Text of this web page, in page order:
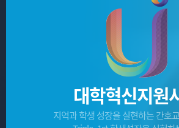
대학혁신지원
지역과 학생 성장을 실현하는 간호